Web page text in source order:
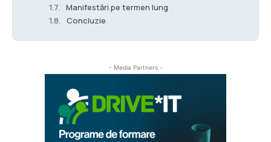
Manifestări pe termen lung
Concluzie
- Media Partners -